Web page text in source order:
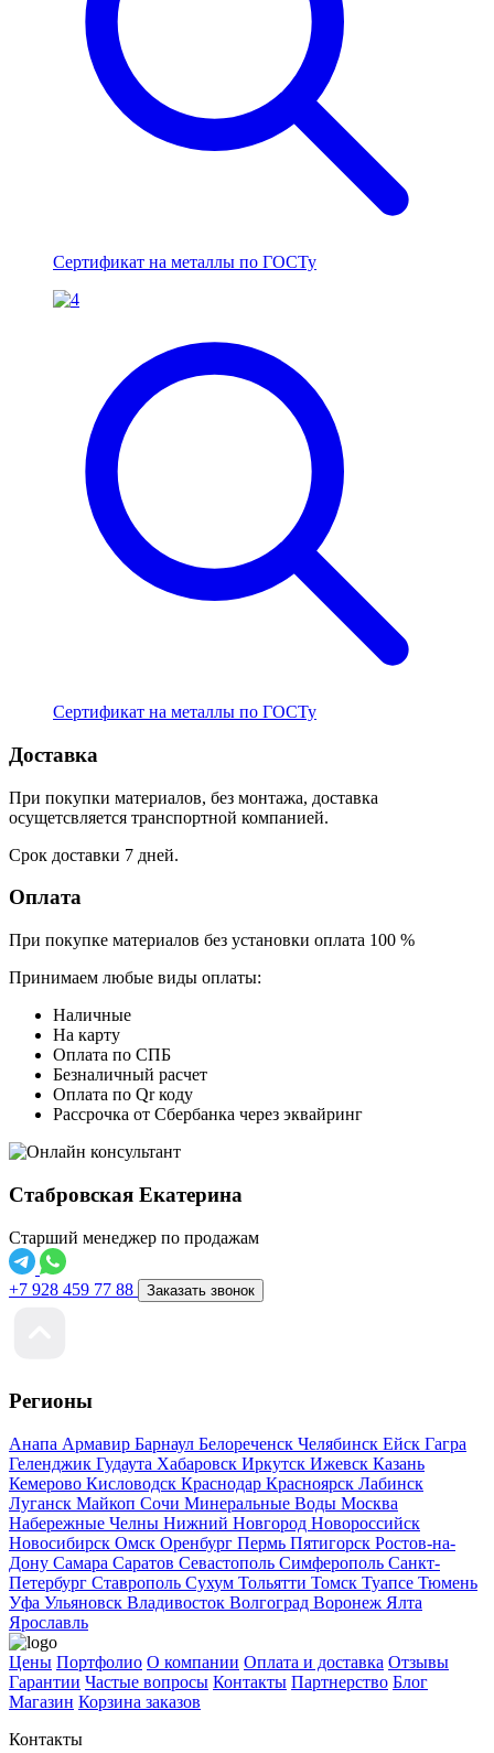
Сертификат на металлы по ГОСТу
Сертификат на металлы по ГОСТу
Доставка
При покупки материалов, без монтажа, доставка
осущетсвляется транспортной компанией.
Срок доставки 7 дней.
Оплата
При покупке материалов без установки оплата 100 %
Принимаем любые виды оплаты:
Наличные
На карту
Оплата по СПБ
Безналичный расчет
Оплата по Qr коду
Рассрочка от Сбербанка через эквайринг
Стабровская Екатерина
Старший менеджер по продажам
+7 928 459 77 88 Заказать звонок
Регионы
Анапа Армавир Барнаул Белореченск Челябинск Ейск Гагра
Геленджик Гудаута Хабаровск Иркутск Ижевск Казань
Кемерово Кисловодск Краснодар Красноярск Лабинск
Луганск Майкоп Сочи Минеральные Воды Москва
Набережные Челны Нижний Новгород Новороссийск
Новосибирск Омск Оренбург Пермь Пятигорск Ростов-на-
Дону Самара Саратов Севастополь Симферополь Санкт-
Петербург Ставрополь Сухум Тольятти Томск Туапсе Тюмень
Уфа Ульяновск Владивосток Волгоград Воронеж Ялта
Ярославль
Цены Портфолио О компании Оплата и доставка Отзывы
Гарантии Частые вопросы Контакты Партнерство Блог
Магазин Корзина заказов
Контакты